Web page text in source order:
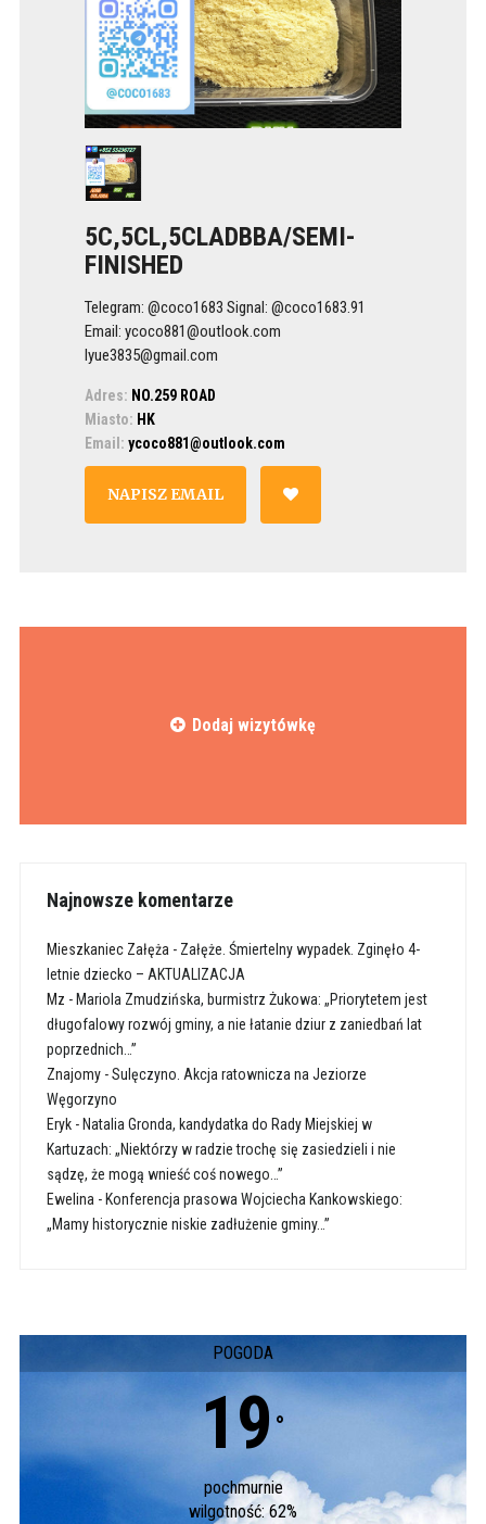
5C,5CL,5CLADBBA/SEMI-
FINISHED
Telegram: @coco1683 Signal: @coco1683.91
Email: ycoco881@outlook.com
lyue3835@gmail.com
Adres: NO.259 ROAD
Miasto: HK
Email: ycoco881@outlook.com
NAPISZ EMAIL
Dodaj wizytówkę
Najnowsze komentarze
Mieszkaniec Załęża - Załęże. Śmiertelny wypadek. Zginęło 4-
letnie dziecko – AKTUALIZACJA
Mz - Mariola Zmudzińska, burmistrz Żukowa: „Priorytetem jest
długofalowy rozwój gminy, a nie łatanie dziur z zaniedbań lat
poprzednich…”
Znajomy-Sulęczyno. Akcja ratownicza na Jeziorze
Węgorzyno
Eryk- Natalia Gronda, kandydatka do Rady Miejskiej w
Kartuzach: „Niektórzy w radzie trochę się zasiedzieli i nie
sądzę, że mogą wnieść coś nowego…”
Ewelina - Konferencja prasowa Wojciecha Kankowskiego:
„Mamy historycznie niskie zadłużenie gminy…”
POGODA
19 °
pochmurnie
wilgotność: 62%